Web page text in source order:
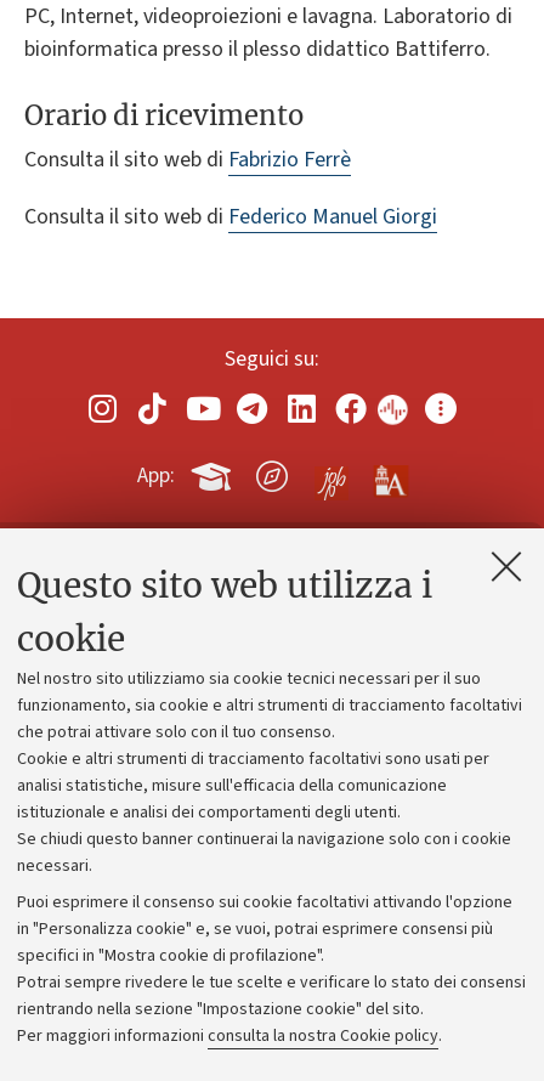
Questo sito web utilizza i
cookie
Nel nostro sito utilizziamo sia cookie tecnici necessari per il suo
funzionamento, sia cookie e altri strumenti di tracciamento facoltativi
che potrai attivare solo con il tuo consenso.
Cookie e altri strumenti di tracciamento facoltativi sono usati per
analisi statistiche, misure sull'efficacia della comunicazione
istituzionale e analisi dei comportamenti degli utenti.
Se chiudi questo banner continuerai la navigazione solo con i cookie
necessari.
Puoi esprimere il consenso sui cookie facoltativi attivando l'opzione
in "Personalizza cookie" e, se vuoi, potrai esprimere consensi più
specifici in "Mostra cookie di profilazione".
Potrai sempre rivedere le tue scelte e verificare lo stato dei consensi
rientrando nella sezione "Impostazione cookie" del sito.
Per maggiori informazioni consulta la nostra Cookie policy.
PC, Internet, videoproiezioni e lavagna. Laboratorio di
bioinformatica presso il plesso didattico Battiferro.
Orario di ricevimento
Consulta il sito web di Fabrizio Ferrè
Consulta il sito web di Federico Manuel Giorgi
Seguici su:
App:
Contatti e PEC
Alumni community
Piano strategico
Bilanci
Donazioni e 5x1000
Bandi, gare e concorsi
Albo online
Amministrazione trasparente
Atti di notifica
Informazioni sul sito e accessibilità